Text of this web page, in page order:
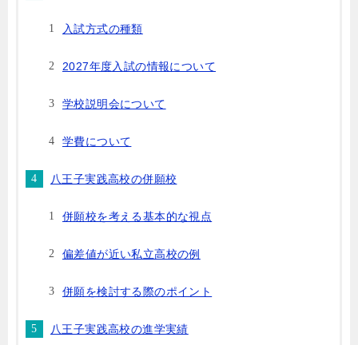
入試方式の種類
2027年度入試の情報について
学校説明会について
学費について
八王子実践高校の併願校
併願校を考える基本的な視点
偏差値が近い私立高校の例
併願を検討する際のポイント
八王子実践高校の進学実績